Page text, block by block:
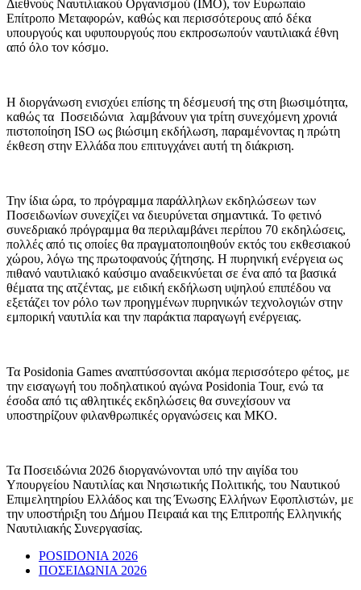
Διεθνούς Ναυτιλιακού Οργανισμού (IMO), τον Ευρωπαίο
Επίτροπο Μεταφορών, καθώς και περισσότερους από δέκα
υπουργούς και υφυπουργούς που εκπροσωπούν ναυτιλιακά έθνη
από όλο τον κόσμο.
Η διοργάνωση ενισχύει επίσης τη δέσμευσή της στη βιωσιμότητα,
καθώς τα Ποσειδώνια λαμβάνουν για τρίτη συνεχόμενη χρονιά
πιστοποίηση ISO ως βιώσιμη εκδήλωση, παραμένοντας η πρώτη
έκθεση στην Ελλάδα που επιτυγχάνει αυτή τη διάκριση.
Την ίδια ώρα, το πρόγραμμα παράλληλων εκδηλώσεων των
Ποσειδωνίων συνεχίζει να διευρύνεται σημαντικά. Το φετινό
συνεδριακό πρόγραμμα θα περιλαμβάνει περίπου 70 εκδηλώσεις,
πολλές από τις οποίες θα πραγματοποιηθούν εκτός του εκθεσιακού
χώρου, λόγω της πρωτοφανούς ζήτησης. Η πυρηνική ενέργεια ως
πιθανό ναυτιλιακό καύσιμο αναδεικνύεται σε ένα από τα βασικά
θέματα της ατζέντας, με ειδική εκδήλωση υψηλού επιπέδου να
εξετάζει τον ρόλο των προηγμένων πυρηνικών τεχνολογιών στην
εμπορική ναυτιλία και την παράκτια παραγωγή ενέργειας.
Τα Posidonia Games αναπτύσσονται ακόμα περισσότερο φέτος, με
την εισαγωγή του ποδηλατικού αγώνα Posidonia Tour, ενώ τα
έσοδα από τις αθλητικές εκδηλώσεις θα συνεχίσουν να
υποστηρίζουν φιλανθρωπικές οργανώσεις και ΜΚΟ.
Τα Ποσειδώνια 2026 διοργανώνονται υπό την αιγίδα του
Υπουργείου Ναυτιλίας και Νησιωτικής Πολιτικής, του Ναυτικού
Επιμελητηρίου Ελλάδος και της Ένωσης Ελλήνων Εφοπλιστών, με
την υποστήριξη του Δήμου Πειραιά και της Επιτροπής Ελληνικής
Ναυτιλιακής Συνεργασίας.
POSIDONIA 2026
ΠΟΣΕΙΔΩΝΙΑ 2026